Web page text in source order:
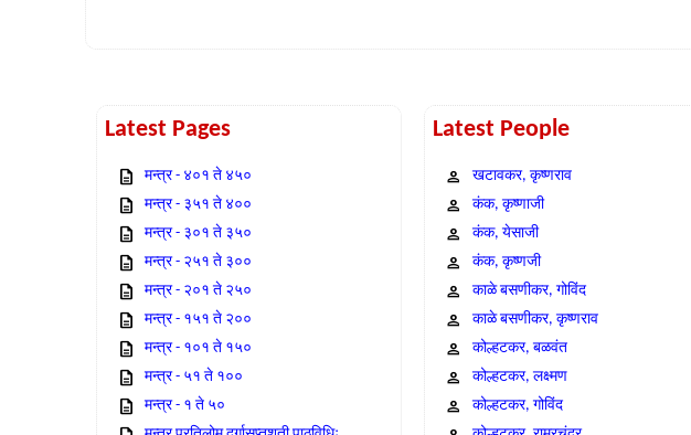
Latest Pages
मन्त्र - ४०१ ते ४५०
मन्त्र - ३५१ ते ४००
मन्त्र - ३०१ ते ३५०
मन्त्र - २५१ ते ३००
मन्त्र - २०१ ते २५०
मन्त्र - १५१ ते २००
मन्त्र - १०१ ते १५०
मन्त्र - ५१ ते १००
मन्त्र - १ ते ५०
Latest People
खटावकर, कृष्णराव
कंक, कृष्णाजी
कंक, येसाजी
कंक, कृष्णजी
काळे बसणीकर, गोविंद
काळे बसणीकर, कृष्णराव
कोल्हटकर, बळवंत
कोल्हटकर, लक्ष्मण
कोल्हटकर, गोविंद